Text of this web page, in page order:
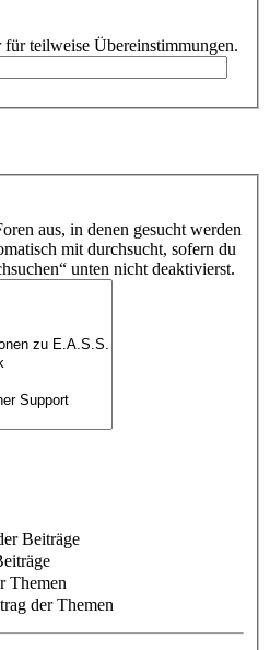
teilweise Übereinstimmungen.
aus, in denen gesucht werden
mit durchsucht, sofern du
unten nicht deaktivierst.
Beiträge
Themen
der Themen